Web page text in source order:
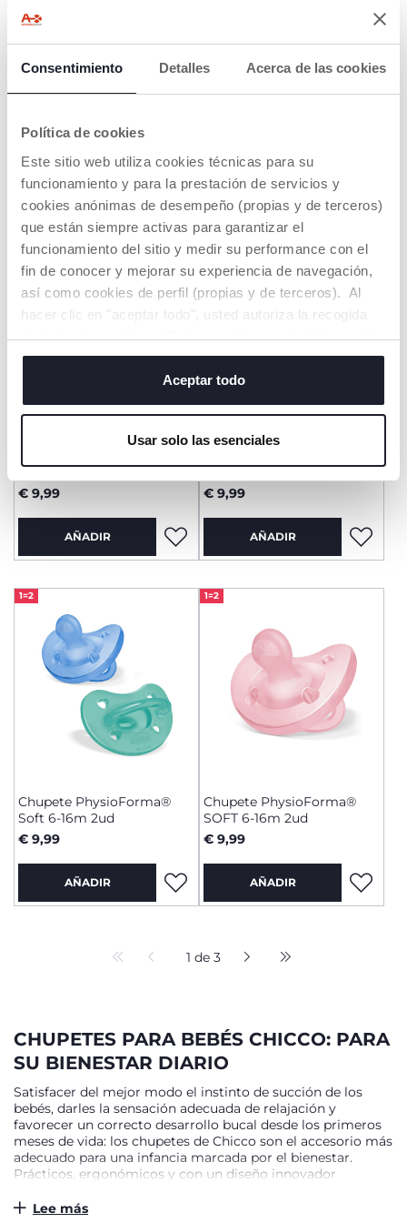
Consentimiento Detalles Acerca de las cookies
Política de cookies
Este sitio web utiliza cookies técnicas para su
funcionamiento y para la prestación de servicios y
cookies anónimas de desempeño (propias y de terceros)
que están siempre activas para garantizar el
funcionamiento del sitio y medir su performance con el
fin de conocer y mejorar su experiencia de navegación,
así como cookies de perfil (propias y de terceros). Al
hacer clic en "aceptar todo", usted autoriza la recogida
de todas las cookies. Si desea obtener más información
o cambiar o revocar el consentimiento de todas o
algunas cookies, haga clic en "mostrar detalles". Al
cerrar este banner, usted consiente en utilizar
servicio solicitado.
Aceptar todo
Usar solo las esenciales
36m silicona
AÑADIR AÑADIR
1=2
6-16m 2ud
€ 9,99
AÑADIR
1=2
2ud
€ 9,99
AÑADIR
1=2
Chupete PhysioForma®
Soft 6-16m 2ud
€ 9,99
AÑADIR
1=2
Chupete PhysioForma®
SOFT 6-16m 2ud
€ 9,99
AÑADIR
1 de 3
CHUPETES PARA BEBÉS CHICCO: PARA
SU BIENESTAR DIARIO
Satisfacer del mejor modo el instinto de succión de los
bebés, darles la sensación adecuada de relajación y
favorecer un correcto desarrollo bucal desde los primeros
meses de vida: los chupetes de Chicco son el accesorio más
adecuado para una infancia marcada por el bienestar.
Prácticos, ergonómicos y con un diseño innovador
brindan a los padres una gran ayuda para garantizarles a los
Lee más